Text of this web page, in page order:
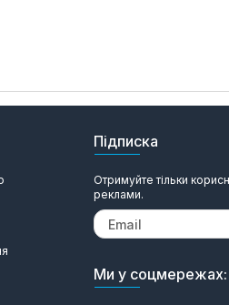
Підписка
Отримуйте тільки
реклами.
Ми у соцмережах: